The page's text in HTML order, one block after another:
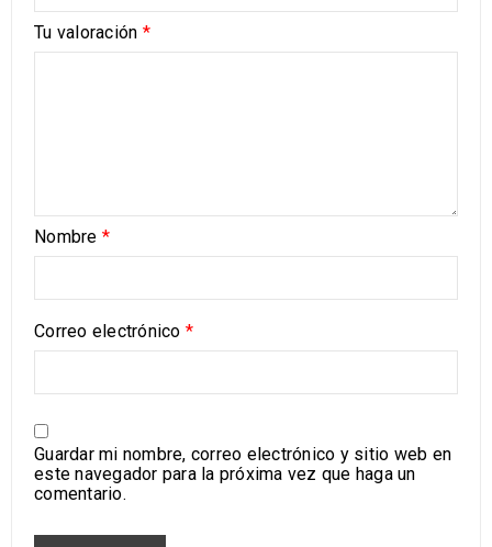
Tu valoración *
Nombre *
Correo electrónico *
Guardar mi nombre, correo electrónico y sitio web en
este navegador para la próxima vez que haga un
comentario.